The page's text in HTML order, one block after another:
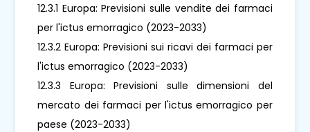
12.3.1 Europa: Previsioni sulle vendite dei farmaci
per l'ictus emorragico (2023-2033)
12.3.2 Europa: Previsioni sui ricavi dei farmaci per
l'ictus emorragico (2023-2033)
12.3.3 Europa: Previsioni sulle dimensioni del
mercato dei farmaci per l'ictus emorragico per
paese (2023-2033)